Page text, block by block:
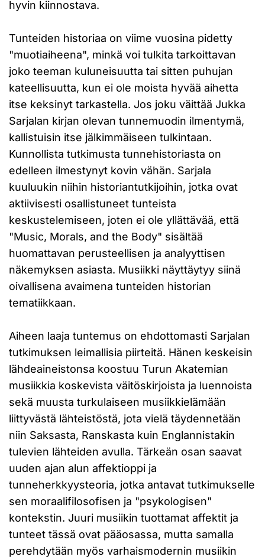
hyvin kiinnostava.
Tunteiden historiaa on viime vuosina pidetty
"muotiaiheena", minkä voi tulkita tarkoittavan
joko teeman kuluneisuutta tai sitten puhujan
kateellisuutta, kun ei ole moista hyvää aihetta
itse keksinyt tarkastella. Jos joku väittää Jukka
Sarjalan kirjan olevan tunnemuodin ilmentymä,
kallistuisin itse jälkimmäiseen tulkintaan.
Kunnollista tutkimusta tunnehistoriasta on
edelleen ilmestynyt kovin vähän. Sarjala
kuuluukin niihin historiantutkijoihin, jotka ovat
aktiivisesti osallistuneet tunteista
keskustelemiseen, joten ei ole yllättävää, että
"Music, Morals, and the Body" sisältää
huomattavan perusteellisen ja analyyttisen
näkemyksen asiasta. Musiikki näyttäytyy siinä
oivallisena avaimena tunteiden historian
tematiikkaan.
Aiheen laaja tuntemus on ehdottomasti Sarjalan
tutkimuksen leimallisia piirteitä. Hänen keskeisin
lähdeaineistonsa koostuu Turun Akatemian
musiikkia koskevista väitöskirjoista ja luennoista
sekä muusta turkulaiseen musiikkielämään
liittyvästä lähteistöstä, jota vielä täydennetään
niin Saksasta, Ranskasta kuin Englannistakin
tulevien lähteiden avulla. Tärkeän osan saavat
uuden ajan alun affektioppi ja
tunneherkkyysteoria, jotka antavat tutkimukselle
sen moraalifilosofisen ja "psykologisen"
kontekstin. Juuri musiikin tuottamat affektit ja
tunteet tässä ovat pääosassa, mutta samalla
perehdytään myös varhaismodernin musiikin